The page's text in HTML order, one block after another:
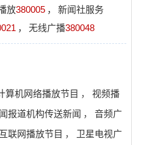
放380005 ，
新闻社服务
， 无线广播380048
算机网络播放节目 ，
视频播
报道机构传送新闻 ，
音频广
联网播放节目 ，
卫星电视广